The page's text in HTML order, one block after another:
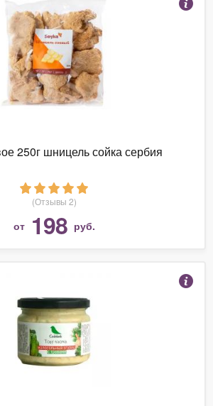
250г шницель сойка сербия
(Отзывы 2)
от 198 руб.